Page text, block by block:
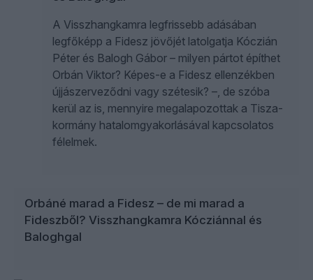
A Visszhangkamra legfrissebb adásában
legfőképp a Fidesz jövőjét latolgatja Kóczián
Péter és Balogh Gábor – milyen pártot építhet
Orbán Viktor? Képes-e a Fidesz ellenzékben
újjászerveződni vagy szétesik? –, de szóba
kerül az is, mennyire megalapozottak a Tisza-
kormány hatalomgyakorlásával kapcsolatos
félelmek.
Orbáné marad a Fidesz – de mi marad a
Fideszből? Visszhangkamra Kócziánnal és
Baloghgal